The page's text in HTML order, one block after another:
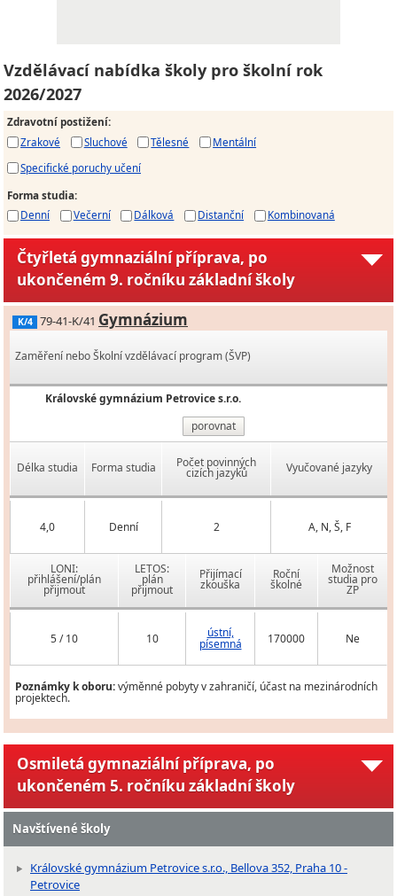
Vzdělávací nabídka školy pro školní rok
2026/2027
Zdravotní postižení:
Zrakové
Sluchové Tělesné
Mentální
Specifické poruchy učení
Forma studia:
Denní
Večerní Dálková Distanční Kombinovaná
Čtyřletá gymnaziální příprava, po
ukončeném 9. ročníku základní školy
K/4 79-41-K/41 Gymnázium
Zaměření nebo Školní vzdělávací program (ŠVP)
Královské gymnázium Petrovice s.r.o.
porovnat
Délka studia Forma studia Počet povinných
cizích jazyků Vyučované jazyky
4,0 Denní 2 A, N, Š, F
LONI:
přihlášení/plán
přijmout
LETOS:
plán
přijmout
Přijímací
zkouška
Roční
školné
Možnost
studia pro
ZP
5 / 10 10 ústní,
písemná 170000 Ne
Poznámky k oboru:výměnné pobyty v zahraničí, účast na mezinárodních
projektech.
Osmiletá gymnaziální příprava, po
ukončeném 5. ročníku základní školy
Navštívené školy
Královské gymnázium Petrovice s.r.o., Bellova 352, Praha 10 -
Petrovice